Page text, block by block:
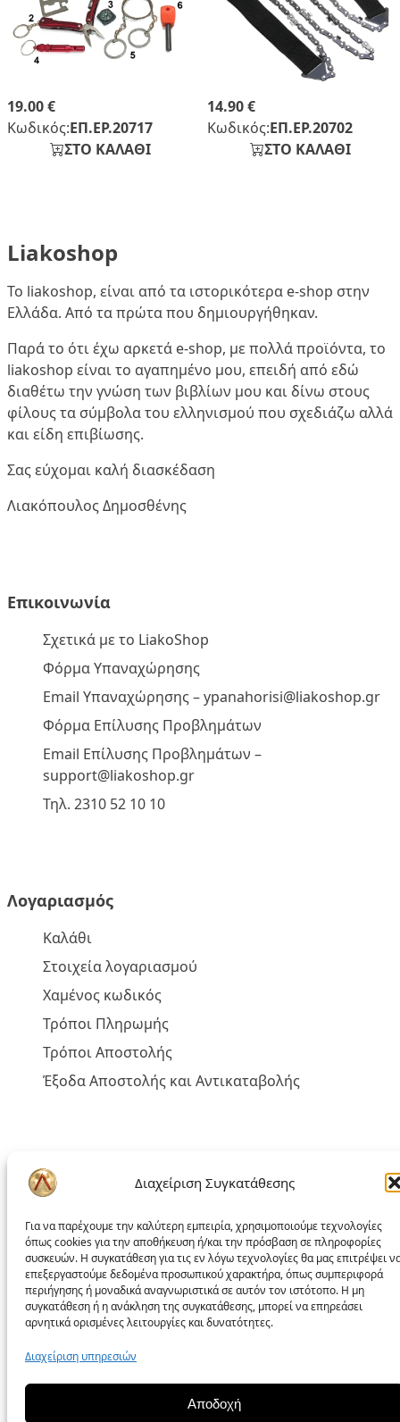
Διαχείριση Συγκατάθεσης
Για να παρέχουμε την καλύτερη εμπειρία, χρησιμοποιούμε τεχνολογίες
όπως cookies για την αποθήκευση ή/και την πρόσβαση σε πληροφορίες
συσκευών. Η συγκατάθεση για τις εν λόγω τεχνολογίες θα μας επιτρέψει
επεξεργαστούμε δεδομένα προσωπικού χαρακτήρα, όπως συμπεριφορά
περιήγησης ή μοναδικά αναγνωριστικά σε αυτόν τον ιστότοπο. Η μη
συγκατάθεση ή η ανάκληση της συγκατάθεσης, μπορεί να επηρεάσει
αρνητικά ορισμένες λειτουργίες και δυνατότητες.
Διαχείριση υπηρεσιών
Αποδοχή
19.00 €
Κωδικός:ΕΠ.ΕΡ.20717
ΣΤΟ ΚΑΛΑΘΙ
14.90 €
Κωδικός:ΕΠ.ΕΡ.20702
ΣΤΟ ΚΑΛΑΘΙ
Liakoshop
Το liakoshop, είναι από τα ιστορικότερα e-shop στην
Ελλάδα. Από τα πρώτα που δημιουργήθηκαν.
Παρά το ότι έχω αρκετά e-shop, με πολλά προϊόντα, το
liakoshop είναι το αγαπημένο μου, επειδή από εδώ
διαθέτω την γνώση των βιβλίων μου και δίνω στους
φίλους τα σύμβολα του ελληνισμού που σχεδιάζω αλλά
και είδη επιβίωσης.
Σας εύχομαι καλή διασκέδαση
Λιακόπουλος Δημοσθένης
Επικοινωνία
Σχετικά με το LiakoShop
Φόρμα Υπαναχώρησης
Email Υπαναχώρησης –ypanahorisi@liakoshop.gr
Φόρμα Επίλυσης Προβλημάτων
Email Επίλυσης Προβλημάτων –
support@liakoshop.gr
Τηλ. 2310 52 10 10
Λογαριασμός
Καλάθι
Στοιχεία λογαριασμού
Χαμένος κωδικός
Τρόποι Πληρωμής
Τρόποι Αποστολής
Έξοδα Αποστολής και Αντικαταβολής
Πολιτική liakoshop
Δικαίωμα Υπαναχώρησης
Επίλυση Προβλημάτων
Προσωπικά Δεδομένα – GDPR
Πολιτική Cookies
Πολιτική απορρήτου